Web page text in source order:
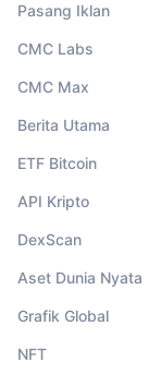
Pasang Iklan
CMC Labs
CMC Max
Berita Utama
ETF Bitcoin
API Kripto
DexScan
Aset Dunia Nyata
Grafik Global
NFT